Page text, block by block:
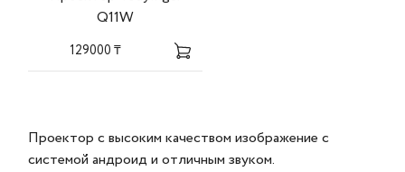
Q11W
129000 ₸
Проектор с высоким качеством изображение с
системой андроид и отличным звуком.